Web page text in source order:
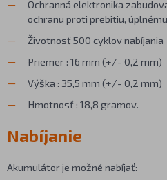
Ochranná elektronika
ochranu proti prebitiu,
Životnosť 500 cyklov nabíjania
Priemer : 16 mm (+/- 0,2 mm)
Výška : 35,5 mm (+/- 0,2 mm)
Hmotnosť : 18,8 gramov.
Nabíjanie
Akumulátor je možné nabíjať: